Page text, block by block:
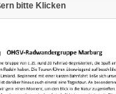
bitte Klicken